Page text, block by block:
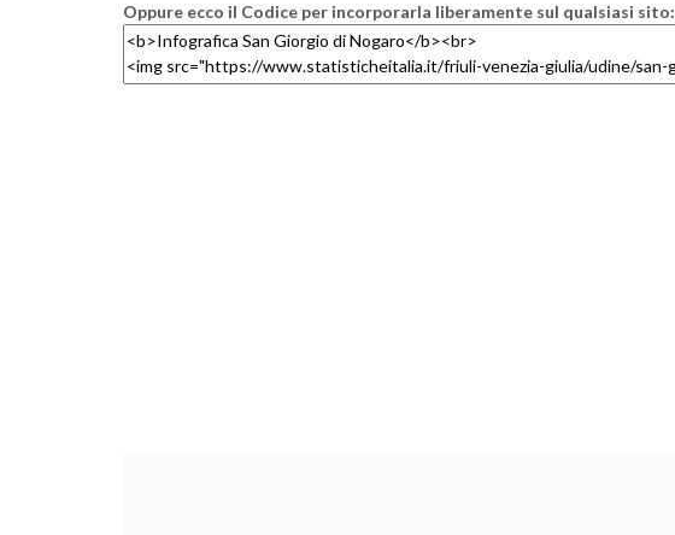
Oppure ecco il Codice per incorporarla liberamente sul qualsiasi sito: